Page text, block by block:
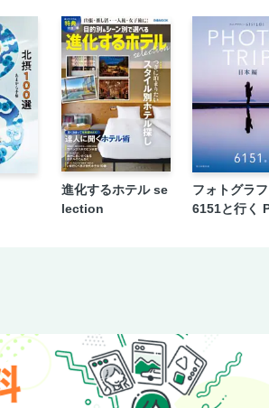
進化するホテル se
lection
フォトグラ
6151と行く